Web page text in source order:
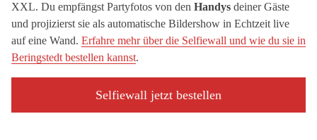
XXL. Du empfängst Partyfotos von den Handys deiner Gäste
und projizierst sie als automatische Bildershow in Echtzeit live
auf eine Wand. Erfahre mehr über die Selfiewall und wie du sie in
Beringstedt bestellen kannst.
Selfiewall jetzt bestellen